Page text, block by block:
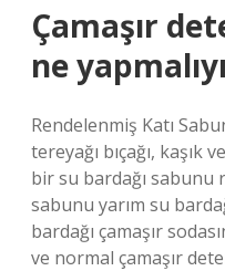
Çamaşır
ne
Rendelenmiş Katı
tereyağı bıçağı, kaşık
bir su bardağı sabunu
sabunu yarım su
bardağı çamaşır
ve normal çamaşır